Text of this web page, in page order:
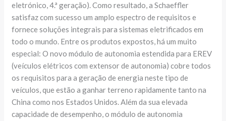
eletrónico, 4.ª geração). Como resultado, a Schaeffler
satisfaz com sucesso um amplo espectro de requisitos e
fornece soluções integrais para sistemas eletrificados em
todo o mundo. Entre os produtos expostos, há um muito
especial: O novo módulo de autonomia estendida para EREV
(veículos elétricos com extensor de autonomia) cobre todos
os requisitos para a geração de energia neste tipo de
veículos, que estão a ganhar terreno rapidamente tanto na
China como nos Estados Unidos. Além da sua elevada
capacidade de desempenho, o módulo de autonomia